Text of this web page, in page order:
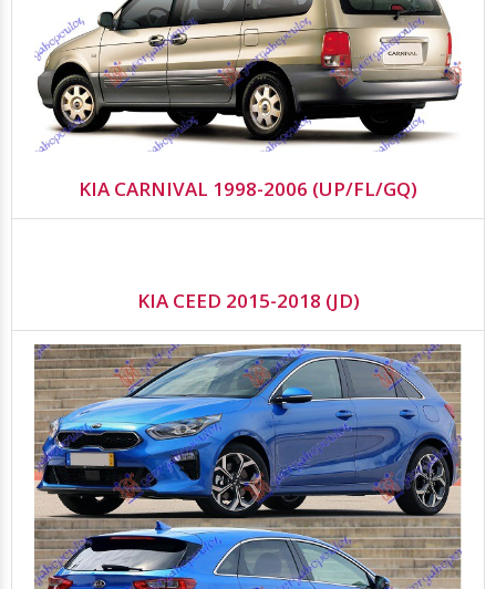
KIA CARNIVAL 1998-2006 (UP/FL/GQ)
KIA CEED 2015-2018 (JD)